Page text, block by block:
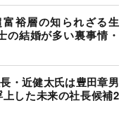
富裕層の知られざる生
の結婚が多い裏事情・
・近健太氏は豊田章男
した未来の社長候補2